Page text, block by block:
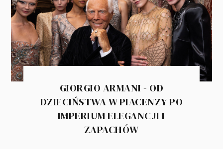
GIORGIO ARMANI - OD
DZIECIŃSTWA W PIACENZY PO
IMPERIUM ELEGANCJI I
ZAPACHÓW